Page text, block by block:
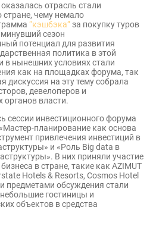
отрасль стали
стране, чему немало
“кэшбэка”за покупку туров
сезон
потенциал для развития
политика в этой
в нынешних условиях стали
как на площадках форума, так
дискуссия на эту тему собрала
девелоперов и
органов власти.
сессии инвестиционного форума
планирование как основа
привлечения инвестиций в
и «Роль Big data в
В них приняли участие
в стране, такие как AZIMUT
Hotels & Resorts, Cosmos Hotel
предметами обсуждения стали
гостиницы и
объектов в средства